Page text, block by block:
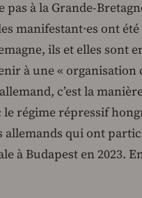
à la Grande-
manifestant·es ont
ils et elles sont
à une «
c’est la
régime répressif
qui ont
à Budapest en 2023.